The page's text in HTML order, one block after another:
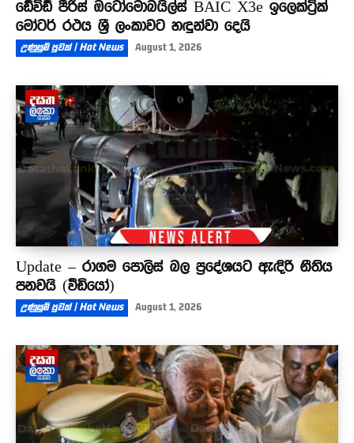
ඩේවිඩ් පීරිස් ඔටෝමොබයිල්ස් BAIC X3e ඉලෙක්ට්‍රික්
මෝටර් රථය ශ්‍රී ලංකාවට හඳුන්වා දෙයි
උණුසුම් පුවත් | Hot News August 1, 2026
Update – රාගම පොලිස් බල ප්‍රදේශයට ඇඳිරි නීතිය
පනවයි (වීඩියෝ)
උණුසුම් පුවත් | Hot News August 1, 2026